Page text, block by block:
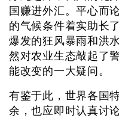
国赚进外汇。平心而
的气候条件着实助长
爆发的狂风暴雨和洪
然对农业生态敲起了
能改变的一大疑问
有鉴于此，世界各国
余，也应即时认真讨